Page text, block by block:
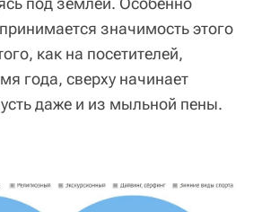
значимость этого
как на посетителей,
года, сверху начинает
даже и из мыльной пены.